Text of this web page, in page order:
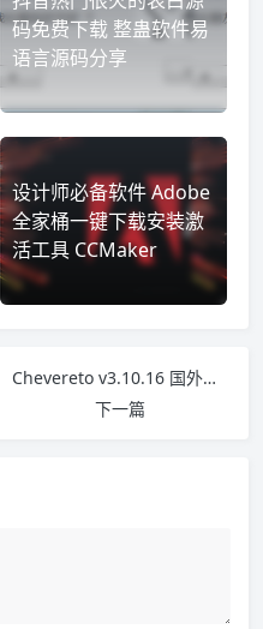
码免费下载 整蛊软件易
语言源码分享
设计师必备软件 Adobe
全家桶一键下载安装激
活工具 CCMaker
Chevereto v3.10.16 国外经典图床程序商业版源码完全二开去除授权 无加密无后门
下一篇